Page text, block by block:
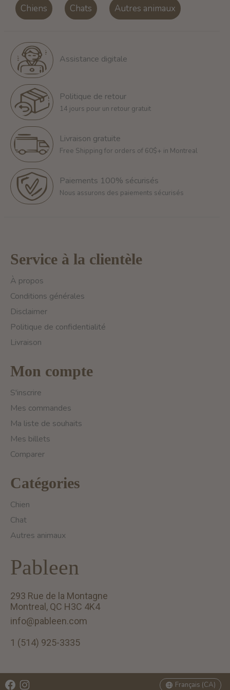
Chiens Chats Autres animaux
Assistance digitale
Politique de retour
14 jours pour un retour gratuit
Livraison gratuite
Free Shipping for orders of 60$+ in Montreal
Paiements 100% sécurisés
Nous assurons des paiements sécurisés
Service à la clientèle
À propos
Conditions générales
Disclaimer
Politique de confidentialité
Livraison
Mon compte
S'inscrire
Mes commandes
Ma liste de souhaits
Mes billets
Comparer
Catégories
Chien
Chat
Autres animaux
Pableen
293 Rue de la Montagne
Montreal, QC H3C 4K4
info@pableen.com
1 (514) 925-3335
Français (CA)